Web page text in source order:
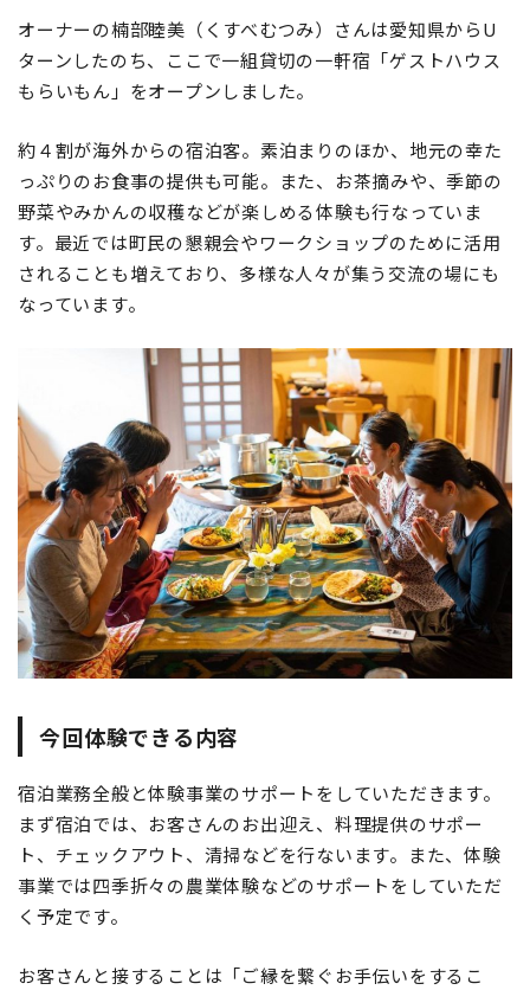
オーナーの楠部睦美（くすべむつみ）さんは愛知県からU
ターンしたのち、ここで一組貸切の一軒宿「ゲストハウス
もらいもん」をオープンしました。
約４割が海外からの宿泊客。素泊まりのほか、地元の幸た
っぷりのお食事の提供も可能。また、お茶摘みや、季節の
野菜やみかんの収穫などが楽しめる体験も行なっていま
す。最近では町民の懇親会やワークショップのために活用
されることも増えており、多様な人々が集う交流の場にも
なっています。
今回体験できる内容
宿泊業務全般と体験事業のサポートをしていただきます。
まず宿泊では、お客さんのお出迎え、料理提供のサポー
ト、チェックアウト、清掃などを行ないます。また、体験
事業では四季折々の農業体験などのサポートをしていただ
く予定です。
お客さんと接することは「ご縁を繋ぐお手伝いをするこ